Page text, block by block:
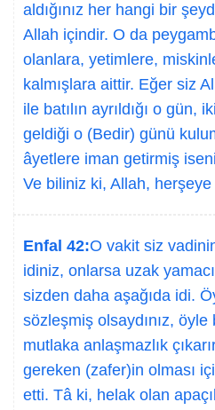
aldığınız her hangi bir
Allah içindir. O da
olanlara, yetimlere,
kalmışlara aittir. Eğer siz
ile batılın ayrıldığı o gün,
geldiği o (Bedir) günü
âyetlere iman getirmiş
Ve biliniz ki, Allah, herşeye
Enfal 42:O vakit siz
idiniz, onlarsa uzak
sizden daha aşağıda idi.
sözleşmiş olsaydınız,
mutlaka anlaşmazlık
gereken (zafer)in olması
etti. Tâ ki, helak olan